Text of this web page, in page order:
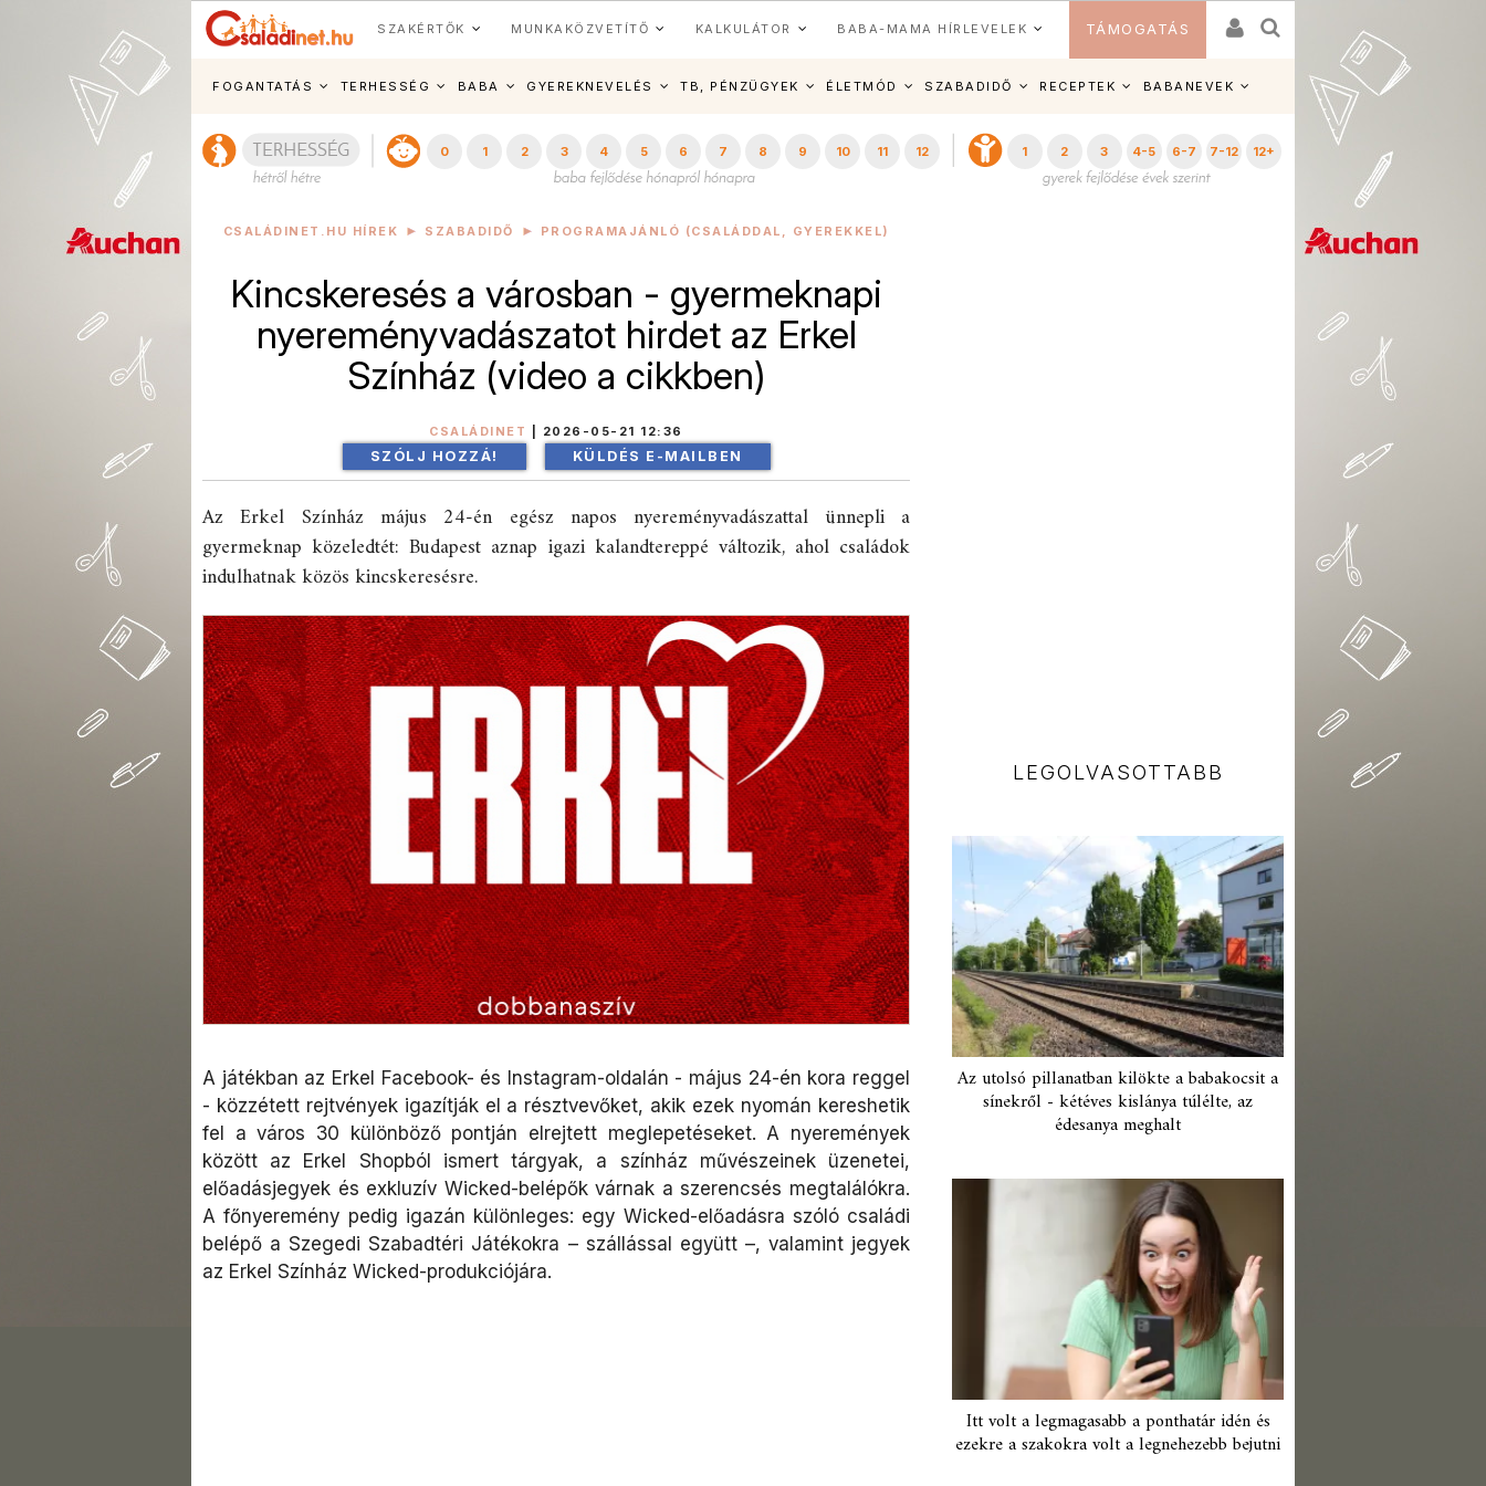
SZAKÉRTŐK MUNKAKÖZVETÍTŐ KALKULÁTOR BABA-MAMA HÍRLEVELEK TÁMOGATÁS
FOGANTATÁS TERHESSÉG BABA GYEREKNEVELÉS TB, PÉNZÜGYEK ÉLETMÓD SZABADIDŐ RECEPTEK BABANEVEK
0 1 2 3 4 5 6 7 8 9 10 11 12 1 2 3 4-5 6-7 7-12 12+
CSALÁDINET.HU HÍREK SZABADIDŐ PROGRAMAJÁNLÓ (CSALÁDDAL, GYEREKKEL)
Kincskeresés a városban - gyermeknapi
nyereményvadászatot hirdet az Erkel
Színház (video a cikkben)
CSALÁDINET 2026-05-21 12:36
SZÓLJ HOZZÁ! KÜLDÉS E-MAILBEN
Az Erkel Színház május 24-én egész napos nyereményvadászattal ünnepli a
gyermeknap közeledtét: Budapest aznap igazi kalandtereppé változik, ahol családok
indulhatnak közös kincskeresésre.
A játékban az Erkel Facebook- és Instagram-oldalán - május 24-én kora reggel
- közzétett rejtvények igazítják el a résztvevőket, akik ezek nyomán kereshetik
fel a város 30 különböző pontján elrejtett meglepetéseket. A nyeremények
között az Erkel Shopból ismert tárgyak, a színház művészeinek üzenetei,
előadásjegyek és exkluzív Wicked-belépők várnak a szerencsés megtalálókra.
A főnyeremény pedig igazán különleges: egy Wicked-előadásra szóló családi
belépő a Szegedi Szabadtéri Játékokra – szállással együtt –, valamint jegyek
az Erkel Színház Wicked-produkciójára.
LEGOLVASOTTABB
Az utolsó pillanatban kilökte a babakocsit a
sínekről - kétéves kislánya túlélte, az
édesanya meghalt
Itt volt a legmagasabb a ponthatár idén és
ezekre a szakokra volt a legnehezebb bejutni